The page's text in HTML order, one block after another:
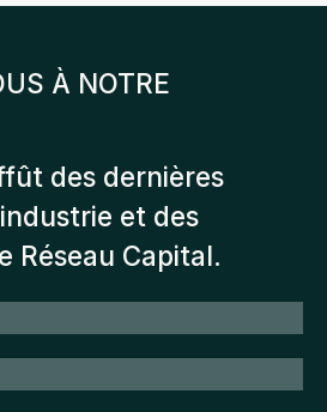
À NOTRE
des dernières
et des
Réseau Capital.